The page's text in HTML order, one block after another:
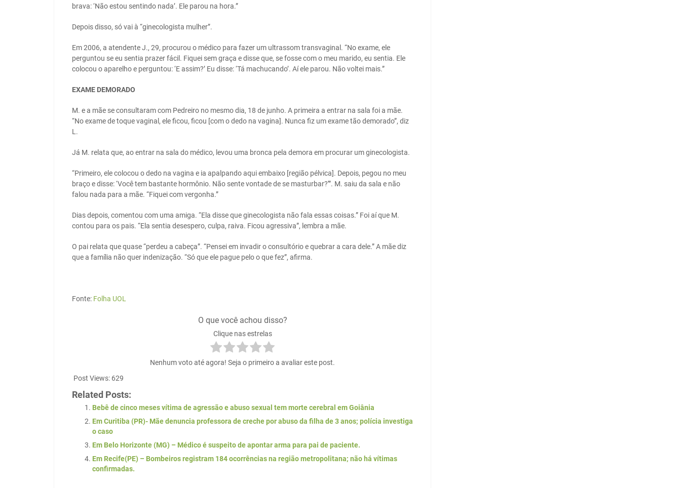
brava: ‘Não estou sentindo nada’. Ele parou na hora.”
Depois disso, só vai à “ginecologista mulher”.
Em 2006, a atendente J., 29, procurou o médico para fazer um ultrassom transvaginal. “No exame, ele
perguntou se eu sentia prazer fácil. Fiquei sem graça e disse que, se fosse com o meu marido, eu sentia. Ele
colocou o aparelho e perguntou: ‘E assim?’ Eu disse: ‘Tá machucando’. Aí ele parou. Não voltei mais.”
EXAME DEMORADO
M. e a mãe se consultaram com Pedreiro no mesmo dia, 18 de junho. A primeira a entrar na sala foi a mãe.
“No exame de toque vaginal, ele ficou, ficou [com o dedo na vagina]. Nunca fiz um exame tão demorado”, diz
L.
Já M. relata que, ao entrar na sala do médico, levou uma bronca pela demora em procurar um ginecologista.
“Primeiro, ele colocou o dedo na vagina e ia apalpando aqui embaixo [região pélvica]. Depois, pegou no meu
braço e disse: ‘Você tem bastante hormônio. Não sente vontade de se masturbar?'”. M. saiu da sala e não
falou nada para a mãe. “Fiquei com vergonha.”
Dias depois, comentou com uma amiga. “Ela disse que ginecologista não fala essas coisas.” Foi aí que M.
contou para os pais. “Ela sentia desespero, culpa, raiva. Ficou agressiva”, lembra a mãe.
O pai relata que quase “perdeu a cabeça”. “Pensei em invadir o consultório e quebrar a cara dele.” A mãe diz
que a família não quer indenização. “Só que ele pague pelo o que fez”, afirma.
Fonte: Folha UOL
O que você achou disso?
Clique nas estrelas
Nenhum voto até agora! Seja o primeiro a avaliar este post.
Post Views: 629
Related Posts:
Bebê de cinco meses vítima de agressão e abuso sexual tem morte cerebral em Goiânia
Em Curitiba (PR)- Mãe denuncia professora de creche por abuso da filha de 3 anos; polícia investiga
o caso
Em Belo Horizonte (MG) – Médico é suspeito de apontar arma para pai de paciente.
Em Recife(PE) – Bombeiros registram 184 ocorrências na região metropolitana; não há vítimas
confirmadas.